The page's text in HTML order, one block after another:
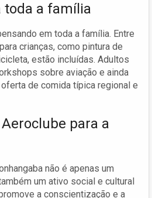
toda a família
em toda a família. Entre
crianças, como pintura de
estão incluídas. Adultos
sobre aviação e ainda
de comida típica regional e
para a
não é apenas um
um ativo social e cultural
a conscientização e a